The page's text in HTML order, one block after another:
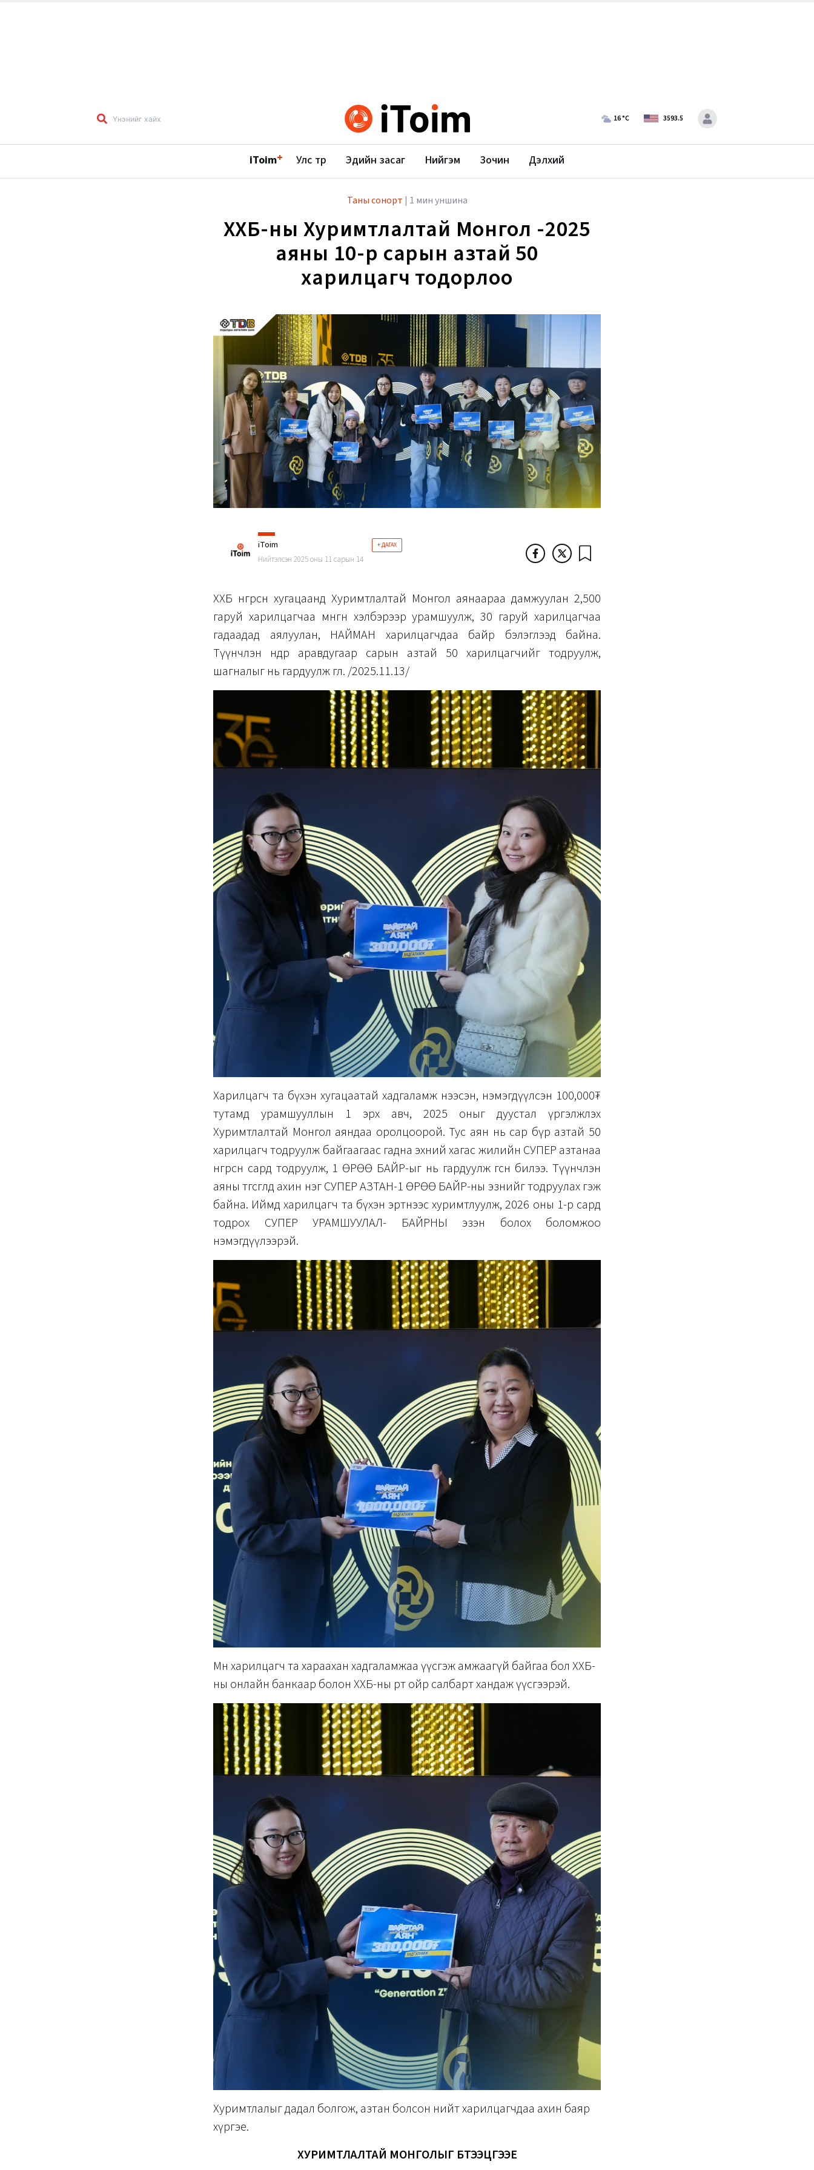
16°C 3593.5
iToim+ Улс төр Эдийн засаг Нийгэм Зочин Дэлхий
Таны сонорт | 1 мин уншина
ХХБ-ны Хуримтлалтай Монгол -2025
аяны 10-р сарын азтай 50
харилцагч тодорлоо
iToim + ДАГАХ
Нийтэлсэн 2025 оны 11 сарын 14
ХХБ өнгөрсөн хугацаанд Хуримтлалтай Монгол аянаараа дамжуулан 2,500
гаруй харилцагчаа мөнгөн хэлбэрээр урамшуулж, 30 гаруй харилцагчаа
гадаадад аялуулан, НАЙМАН харилцагчдаа байр бэлэглээд байна.
Түүнчлэн өнөөдөр аравдугаар сарын азтай 50 харилцагчийг тодруулж,
шагналыг нь гардуулж өглөө. /2025.11.13/
Харилцагч та бүхэн хугацаатай хадгаламж нээсэн, нэмэгдүүлсэн 100,000₮
тутамд урамшууллын 1 эрх авч, 2025 оныг дуустал үргэлжлэх
Хуримтлалтай Монгол аяндаа оролцоорой. Тус аян нь сар бүр азтай 50
харилцагч тодруулж байгаагаас гадна эхний хагас жилийн СУПЕР азтанаа
өнгөрсөн сард тодруулж, 1 ӨРӨӨ БАЙР-ыг нь гардуулж өгсөн билээ. Түүнчлэн
аяны төгсгөлд ахин нэг СУПЕР АЗТАН-1 ӨРӨӨ БАЙР-ны эзнийг тодруулах гэж
байна. Иймд харилцагч та бүхэн эртнээс хуримтлуулж, 2026 оны 1-р сард
тодрох СУПЕР УРАМШУУЛАЛ- БАЙРНЫ эзэн болох боломжоо
нэмэгдүүлээрэй.
Мөн харилцагч та хараахан хадгаламжаа үүсгэж амжаагүй байгаа бол ХХБ-
ны онлайн банкаар болон ХХБ-ны өөрт ойр салбарт хандаж үүсгээрэй.
Хуримтлалыг дадал болгож, азтан болсон нийт харилцагчдаа ахин баяр
хүргэе.
ХУРИМТЛАЛТАЙ МОНГОЛЫГ БҮТЭЭЦГЭЭЕ